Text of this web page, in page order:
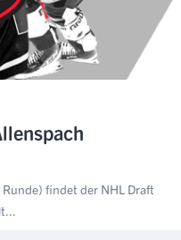
findet der NHL Draft